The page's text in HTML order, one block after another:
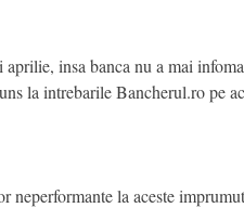
insa banca nu a mai
la intrebarile Bancherul.ro pe
la aceste